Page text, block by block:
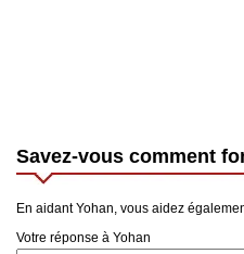
Savez-vous comment
En aidant Yohan, vous aidez
Votre réponse à Yohan